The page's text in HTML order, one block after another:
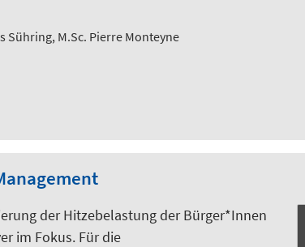
Sühring, M.Sc. Pierre Monteyne
der Hitzebelastung der Bürger*Innen
im Fokus. Für die